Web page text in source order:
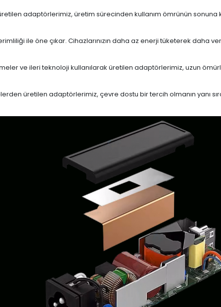
adaptörlerimiz, üretim sürecinden kullanım ömrünün
ile öne çıkar. Cihazlarınızın daha az enerji tüketerek daha
ve ileri teknoloji kullanılarak üretilen adaptörlerimiz, uzun
üretilen adaptörlerimiz, çevre dostu bir tercih olmanın yanı